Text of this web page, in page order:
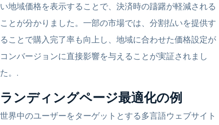
い地域価格を表示することで、決済時の躊躇が軽減される
ことが分かりました。一部の市場では、分割払いを提供す
ることで購入完了率も向上し、地域に合わせた価格設定が
コンバージョンに直接影響を与えることが実証されまし
た。.
ランディングページ最適化の例
世界中のユーザーをターゲットとする多言語ウェブサイト